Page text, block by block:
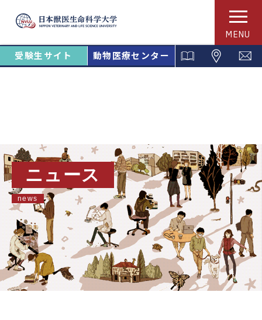
MENU
受験生サイト 動物医療センター
ニュース
news